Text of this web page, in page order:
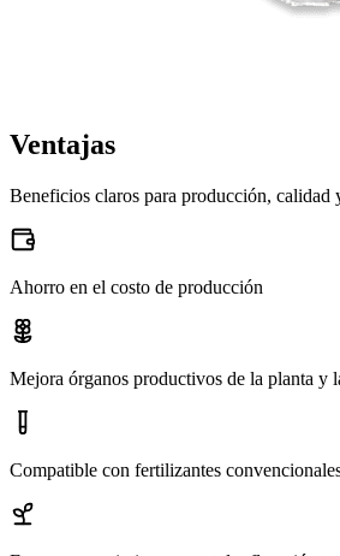
Ventajas
Beneficios claros para producción, calidad
Ahorro en el costo de producción
Mejora órganos productivos de la planta y
Compatible con fertilizantes